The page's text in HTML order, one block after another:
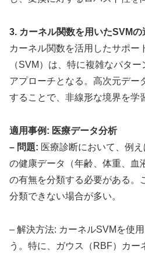
3. カーネル関数を用いたSVM
カーネル関数を活用したサポー
（SVM）は、特に複雑なパタ
アプローチとなる。高次元デー
することで、非線形な境界を学
適用事例: 医療データ分析
– 問題: 医療診断において、例
の健康データ（年齢、体重、血
の有無を分類する必要がある。
分類できない場合が多い。
– 解決方法: カーネルSVMを使
う。特に、ガウス（RBF）カー